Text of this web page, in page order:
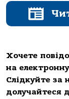
Хочете
на
Слідкуйте
долучайтеся